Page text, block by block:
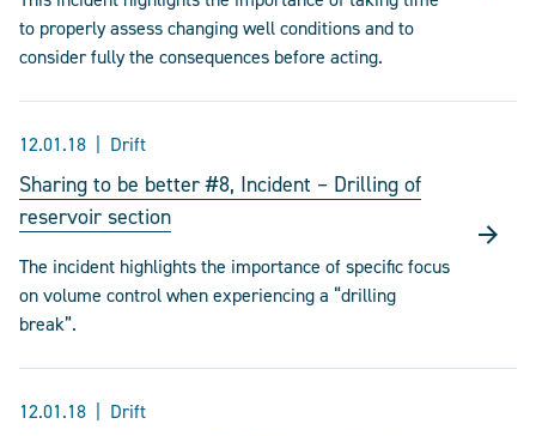
to properly assess changing well conditions and to
consider fully the consequences before acting.
12.01.18 Drift
Sharing to be better #8, Incident – Drilling of
reservoir section
The incident highlights the importance of specific focus
on volume control when experiencing a “drilling
break”.
12.01.18 Drift